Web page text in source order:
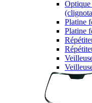
Optique
Platine
Platine